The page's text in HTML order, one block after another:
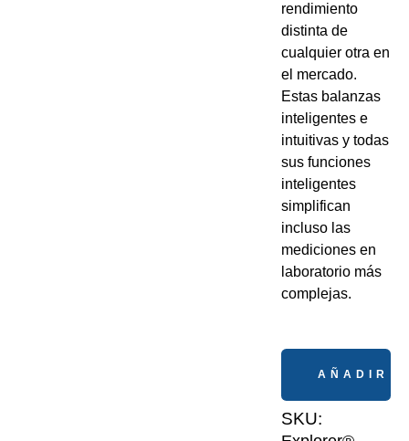
rendimiento
distinta de
cualquier otra en
el mercado.
Estas balanzas
inteligentes e
intuitivas y todas
sus funciones
inteligentes
simplifican
incluso las
mediciones en
laboratorio más
complejas.
AÑADIR
SKU: